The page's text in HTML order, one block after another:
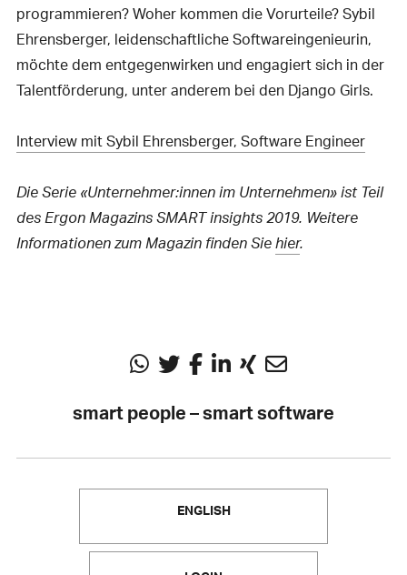
programmieren? Woher kommen die Vorurteile? Sybil
Ehrensberger, leidenschaftliche Softwareingenieurin,
möchte dem entgegenwirken und engagiert sich in der
Talentförderung, unter anderem bei den Django Girls.
Interview mit Sybil Ehrensberger, Software Engineer
Die Serie «Unternehmer:innen im Unternehmen» ist Teil
des Ergon Magazins SMART insights 2019. Weitere
Informationen zum Magazin finden Siehier.
smart people – smart software
ENGLISH